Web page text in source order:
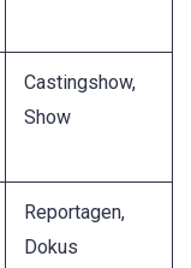
Castingshow,
Show
Reportagen,
Dokus